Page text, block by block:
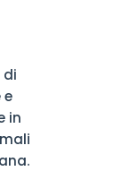
di
e
in